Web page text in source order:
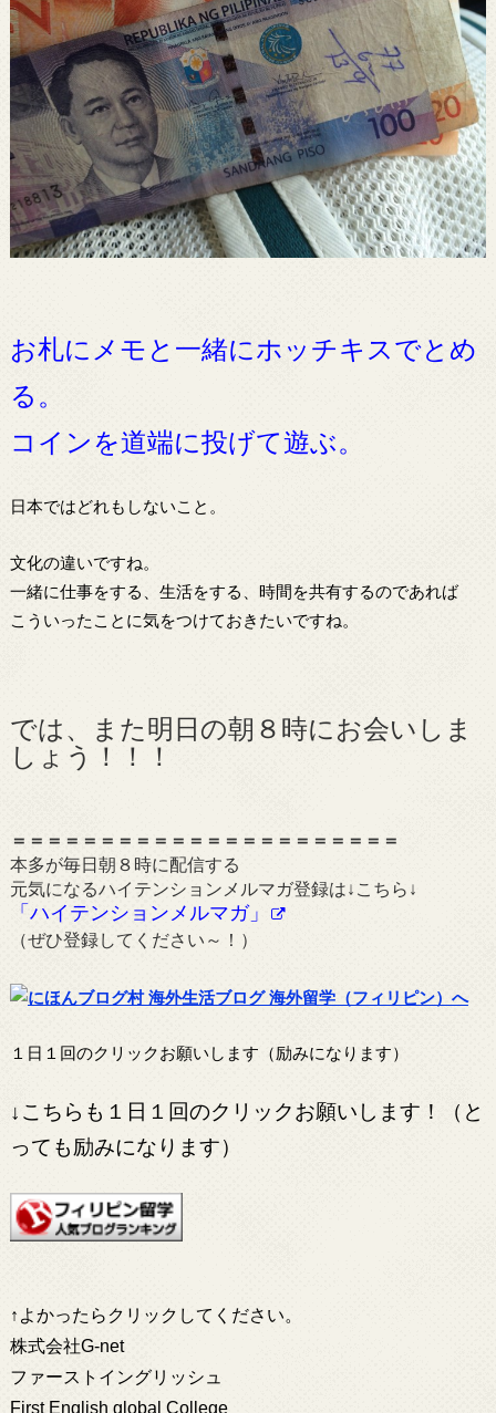
お札にメモと一緒にホッチキスでとめ
る。
コインを道端に投げて遊ぶ。
日本ではどれもしないこと。
文化の違いですね。
一緒に仕事をする、生活をする、時間を共有するのであれば
こういったことに気をつけておきたいですね。
では、また明日の朝８時にお会いしま
しょう！！！
＝＝＝＝＝＝＝＝＝＝＝＝＝＝＝＝＝＝＝＝＝＝
本多が毎日朝８時に配信する
元気になるハイテンションメルマガ登録は↓こちら↓
「ハイテンションメルマガ」
（ぜひ登録してください～！）
１日１回のクリックお願いします（励みになります）
↓こちらも１日１回のクリックお願いします！（と
っても励みになります）
↑よかったらクリックしてください。
株式会社G-net
ファーストイングリッシュ
First English global College